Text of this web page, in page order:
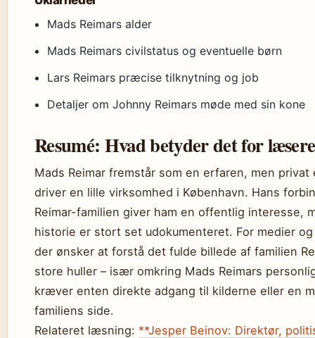
Mads Reimars alder
Mads Reimars civilstatus og eventuelle børn
Lars Reimars præcise tilknytning og job
Detaljer om Johnny Reimars møde med sin kone
Resumé: Hvad betyder det for
Mads Reimar fremstår som en erfaren, men
driver en lille virksomhed i København. Hans
Reimar-familien giver ham en offentlig interesse,
historie er stort set udokumenteret. For medier
der ønsker at forstå det fulde billede af familien
store huller – især omkring Mads Reimars
kræver enten direkte adgang til kilderne eller en
familiens side.
Relateret læsning: **Jesper Beinov: Direktør,